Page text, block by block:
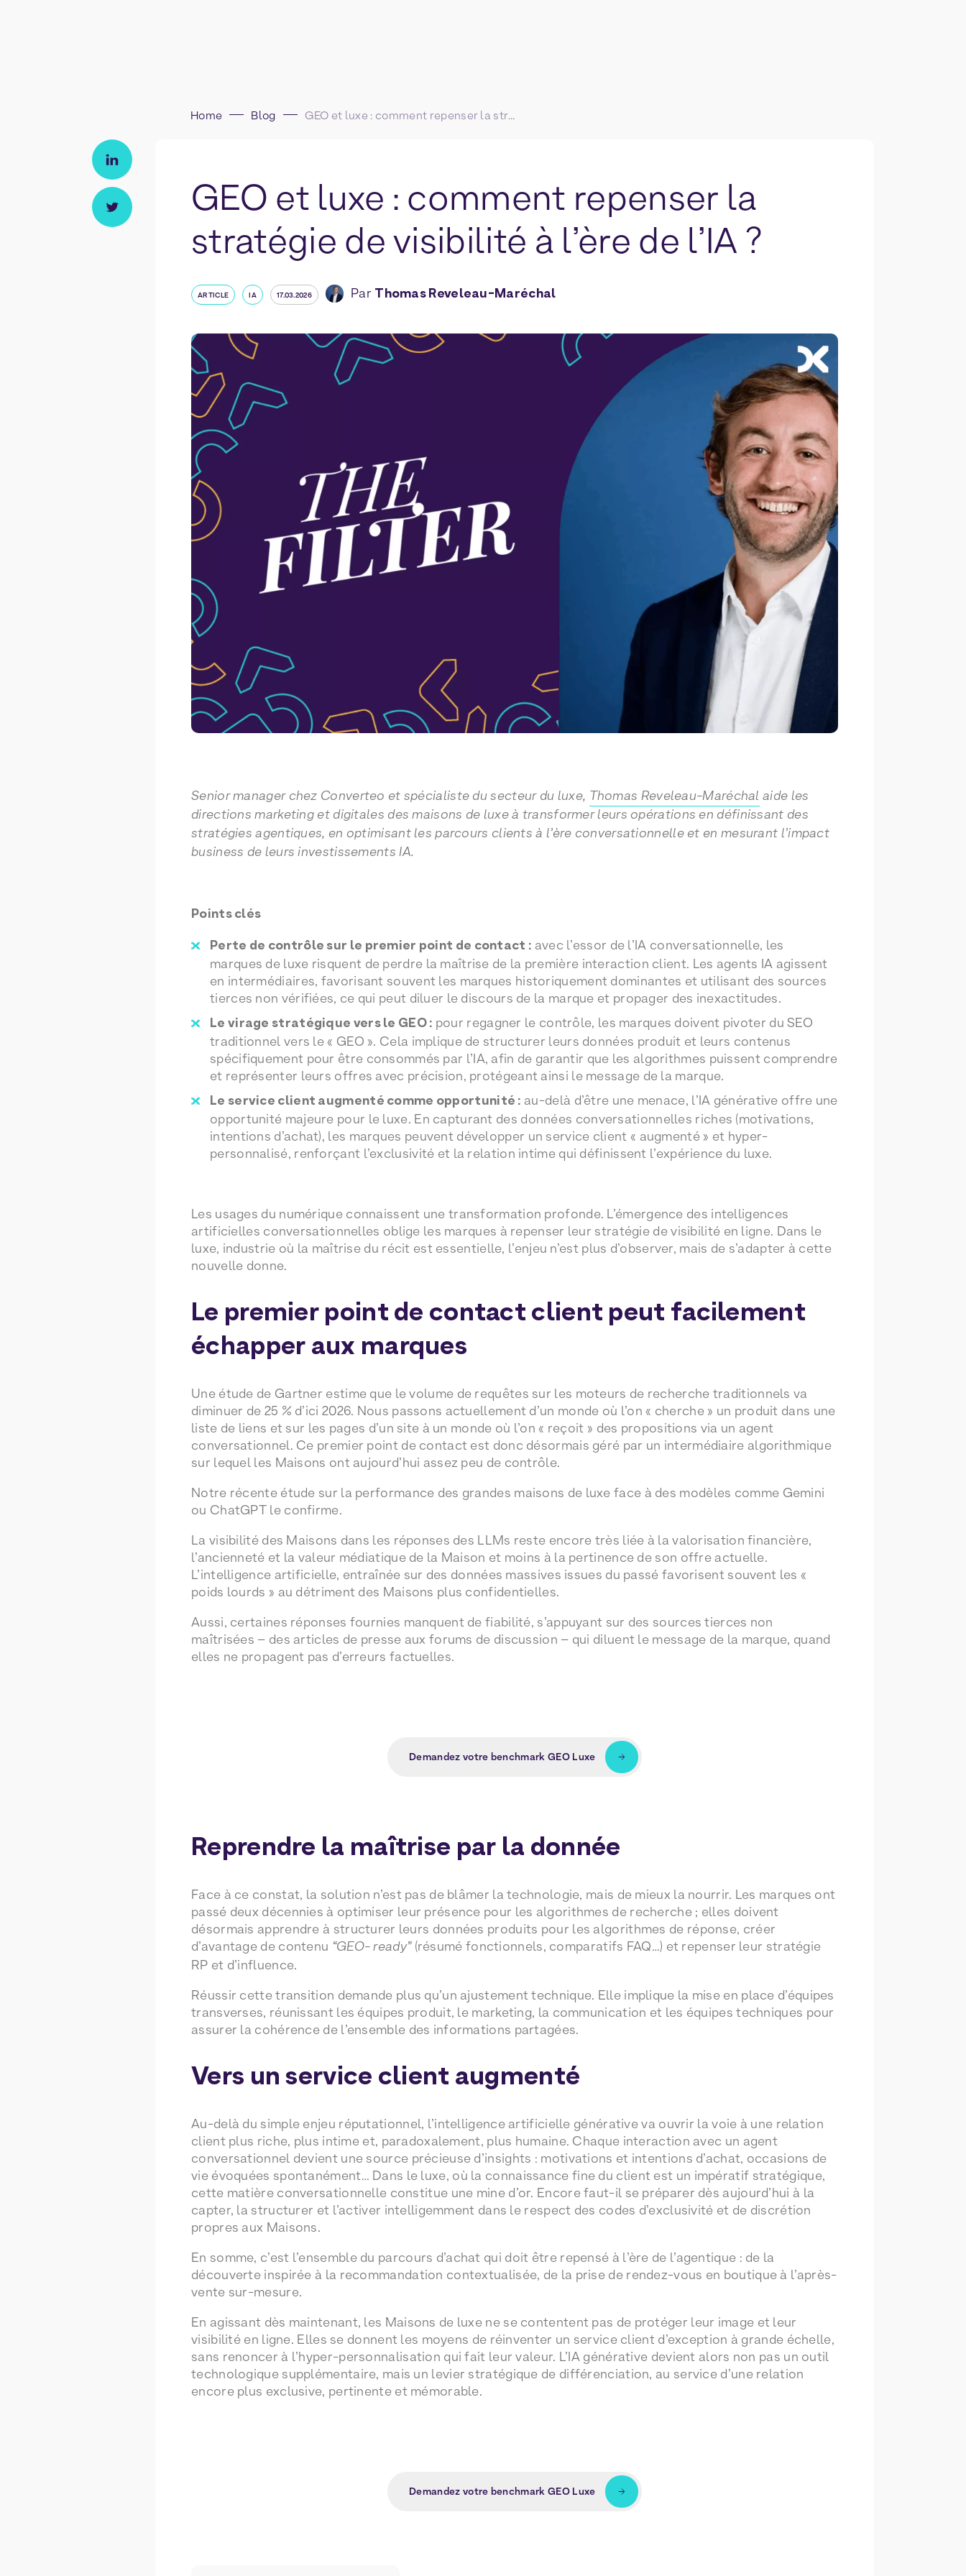
Home Blog GEO et luxe : comment repenser la stratégie de visibilité à l’ère de l’IA ?
GEO et luxe : comment repenser la
stratégie de visibilité à l’ère de l’IA ?
ARTICLE IA 17.03.2026 Par Thomas Reveleau-Maréchal
Senior manager chez Converteo et spécialiste du secteur du luxe, Thomas Reveleau-Maréchal aide les
directions marketing et digitales des maisons de luxe à transformer leurs opérations en définissant des
stratégies agentiques, en optimisant les parcours clients à l’ère conversationnelle et en mesurant l’impact
business de leurs investissements IA.
Points clés
Perte de contrôle sur le premier point de contact : avec l’essor de l’IA conversationnelle, les
marques de luxe risquent de perdre la maîtrise de la première interaction client. Les agents IA agissent
en intermédiaires, favorisant souvent les marques historiquement dominantes et utilisant des sources
tierces non vérifiées, ce qui peut diluer le discours de la marque et propager des inexactitudes.
Le virage stratégique vers le GEO : pour regagner le contrôle, les marques doivent pivoter du SEO
traditionnel vers le « GEO ». Cela implique de structurer leurs données produit et leurs contenus
spécifiquement pour être consommés par l’IA, afin de garantir que les algorithmes puissent comprendre
et représenter leurs offres avec précision, protégeant ainsi le message de la marque.
Le service client augmenté comme opportunité : au-delà d’être une menace, l’IA générative offre une
opportunité majeure pour le luxe. En capturant des données conversationnelles riches (motivations,
intentions d’achat), les marques peuvent développer un service client « augmenté » et hyper-
personnalisé, renforçant l’exclusivité et la relation intime qui définissent l’expérience du luxe.
Les usages du numérique connaissent une transformation profonde. L’émergence des intelligences
artificielles conversationnelles oblige les marques à repenser leur stratégie de visibilité en ligne. Dans le
luxe, industrie où la maîtrise du récit est essentielle, l’enjeu n’est plus d’observer, mais de s’adapter à cette
nouvelle donne.
Le premier point de contact client peut facilement
échapper aux marques
Une étude de Gartner estime que le volume de requêtes sur les moteurs de recherche traditionnels va
diminuer de 25 % d’ici 2026. Nous passons actuellement d’un monde où l’on « cherche » un produit dans une
liste de liens et sur les pages d’un site à un monde où l’on « reçoit » des propositions via un agent
conversationnel. Ce premier point de contact est donc désormais géré par un intermédiaire algorithmique
sur lequel les Maisons ont aujourd’hui assez peu de contrôle.
Notre récente étude sur la performance des grandes maisons de luxe face à des modèles comme Gemini
ou ChatGPT le confirme.
La visibilité des Maisons dans les réponses des LLMs reste encore très liée à la valorisation financière,
l’ancienneté et la valeur médiatique de la Maison et moins à la pertinence de son offre actuelle.
L’intelligence artificielle, entraînée sur des données massives issues du passé favorisent souvent les «
poids lourds » au détriment des Maisons plus confidentielles.
Aussi, certaines réponses fournies manquent de fiabilité, s’appuyant sur des sources tierces non
maîtrisées – des articles de presse aux forums de discussion – qui diluent le message de la marque, quand
elles ne propagent pas d’erreurs factuelles.
Demandez votre benchmark GEO Luxe
Reprendre la maîtrise par la donnée
Face à ce constat, la solution n’est pas de blâmer la technologie, mais de mieux la nourrir. Les marques ont
passé deux décennies à optimiser leur présence pour les algorithmes de recherche ; elles doivent
désormais apprendre à structurer leurs données produits pour les algorithmes de réponse, créer
d’avantage de contenu “GEO- ready”(résumé fonctionnels, comparatifs FAQ…) et repenser leur stratégie
RP et d’influence.
Réussir cette transition demande plus qu’un ajustement technique. Elle implique la mise en place d’équipes
transverses, réunissant les équipes produit, le marketing, la communication et les équipes techniques pour
assurer la cohérence de l’ensemble des informations partagées.
Vers un service client augmenté
Au-delà du simple enjeu réputationnel, l’intelligence artificielle générative va ouvrir la voie à une relation
client plus riche, plus intime et, paradoxalement, plus humaine. Chaque interaction avec un agent
conversationnel devient une source précieuse d’insights : motivations et intentions d’achat, occasions de
vie évoquées spontanément… Dans le luxe, où la connaissance fine du client est un impératif stratégique,
cette matière conversationnelle constitue une mine d’or. Encore faut-il se préparer dès aujourd’hui à la
capter, la structurer et l’activer intelligemment dans le respect des codes d’exclusivité et de discrétion
propres aux Maisons.
En somme, c’est l’ensemble du parcours d’achat qui doit être repensé à l’ère de l’agentique : de la
découverte inspirée à la recommandation contextualisée, de la prise de rendez-vous en boutique à l’après-
vente sur-mesure.
En agissant dès maintenant, les Maisons de luxe ne se contentent pas de protéger leur image et leur
visibilité en ligne. Elles se donnent les moyens de réinventer un service client d’exception à grande échelle,
sans renoncer à l’hyper-personnalisation qui fait leur valeur. L’IA générative devient alors non pas un outil
technologique supplémentaire, mais un levier stratégique de différenciation, au service d’une relation
encore plus exclusive, pertinente et mémorable.
Demandez votre benchmark GEO Luxe